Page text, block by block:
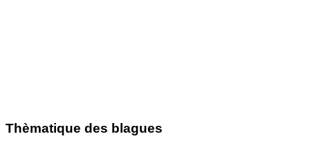
Thèmatique des blagues